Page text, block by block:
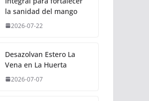
la sanidad del mango
2026-07-22
Desazolvan Estero La
Vena en La Huerta
2026-07-07